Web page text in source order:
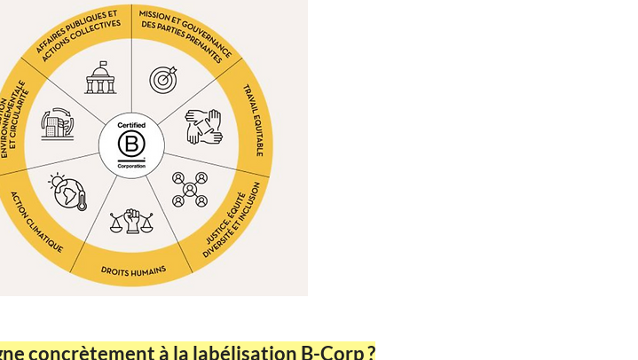
concrètement à la labélisation B-Corp ?